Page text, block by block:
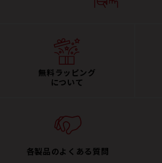
無料ラッピング
について
各製品のよくある質問